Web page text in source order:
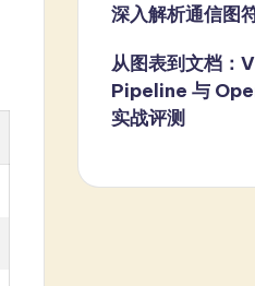
深入解析通信图
从图表到文档
Pipeline 与
实战评测